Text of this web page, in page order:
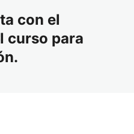
Estado-CCAA
con el
curso para